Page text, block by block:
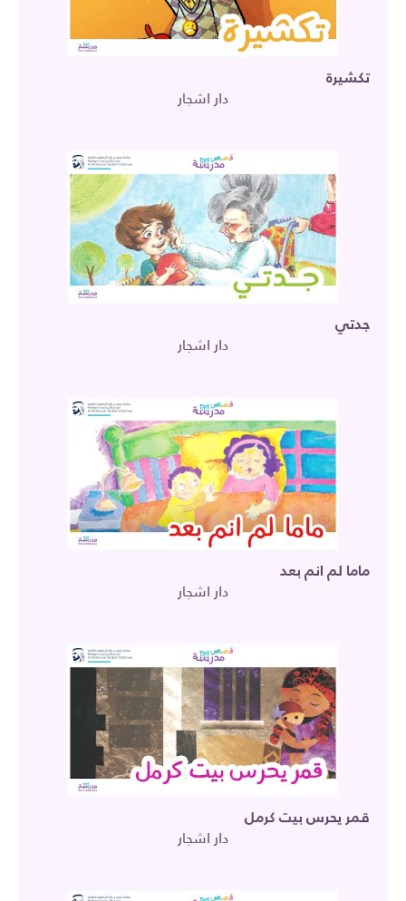
تكشيرة
دار اشجار
جدتي
دار اشجار
ماما لم انم بعد
دار اشجار
قمر يحرس بيت كرمل
دار اشجار